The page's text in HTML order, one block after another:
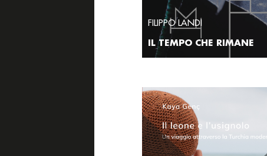
FILIPPO LANDI
IL TEMPO CHE RIMANE